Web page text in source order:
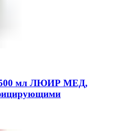
500 мл ЛЮИР МЕД,